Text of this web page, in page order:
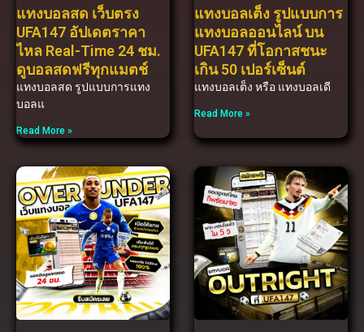
แทงบอลสด เว็บตรง
UFA147 อัปเดตราคา
ไหล Real-Time 24 ชม.
ดูบอลสดฟรีทุกแมตช์
แทงบอลสด รูปแบบการแทง
บอลแ
Read More »
แทงบอลเต็ง รูปแบบการ
แทงบอลออนไลน์ บน
UFA147 ที่โอกาสชนะ
เกิน 50 เปอร์เซ็นต์
แทงบอลเต็ง หรือ แทงบอลเดี
Read More »